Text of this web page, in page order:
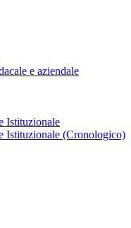
e aziendale
Istituzionale
Istituzionale (Cronologico)